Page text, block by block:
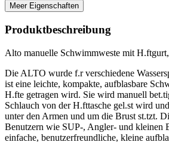
Meer Eigenschaften
Produktbeschreibung
Alto manuelle Schwimmweste mit
Die ALTO wurde f.r verschiedene
ist eine leichte, kompakte, aufblasbare
H.fte getragen wird. Sie wird manuell
Schlauch von der H.fttasche gel.st wird
unter den Armen und um die Brust st.tzt.
Benutzern wie SUP-, Angler- und kleinen
einfache, benutzerfreundliche, kleine